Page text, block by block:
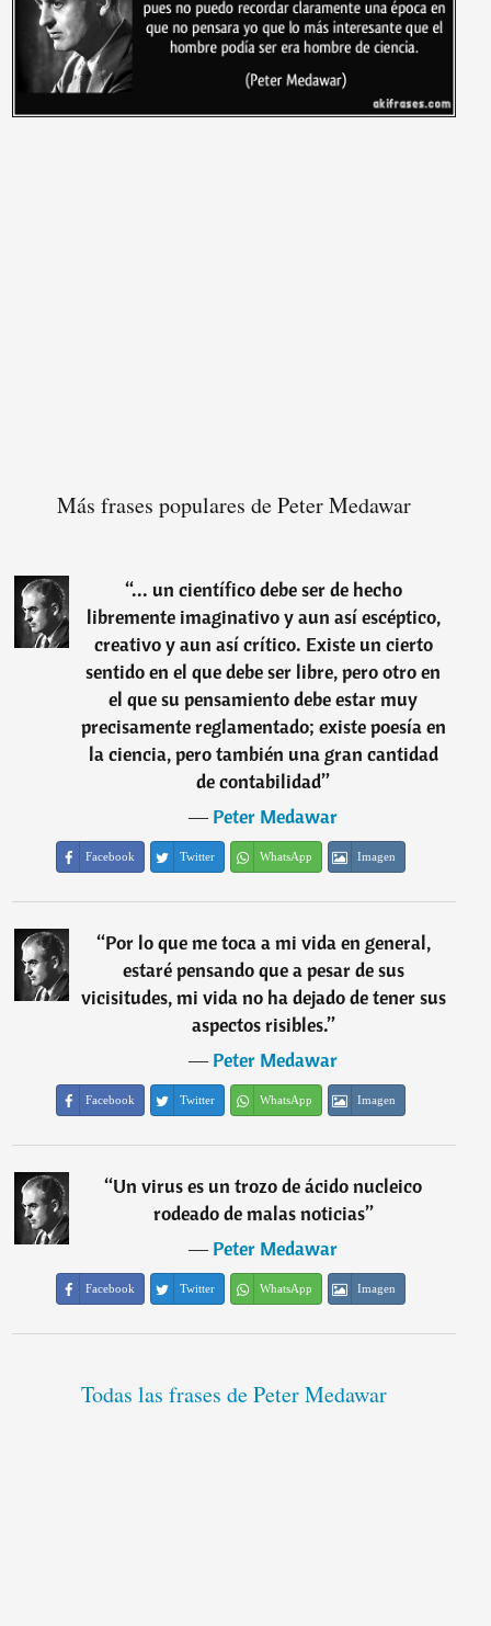
Más frases populares de Peter Medawar
“... un científico debe ser de hecho
libremente imaginativo y aun así escéptico,
creativo y aun así crítico. Existe un cierto
sentido en el que debe ser libre, pero otro en
el que su pensamiento debe estar muy
precisamente reglamentado; existe poesía en
la ciencia, pero también una gran cantidad
de contabilidad”
―Peter Medawar
Facebook Twitter WhatsApp Imagen
“Por lo que me toca a mi vida en general,
estaré pensando que a pesar de sus
vicisitudes, mi vida no ha dejado de tener sus
aspectos risibles.”
―Peter Medawar
Facebook Twitter WhatsApp Imagen
“Un virus es un trozo de ácido nucleico
rodeado de malas noticias”
―Peter Medawar
Facebook Twitter WhatsApp Imagen
Todas las frases de Peter Medawar